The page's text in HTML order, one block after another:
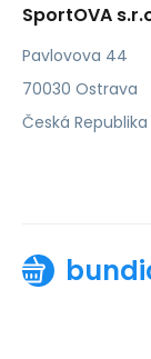
SportOVA
Pavlovova 44
70030 Ostrava
Česká Republika